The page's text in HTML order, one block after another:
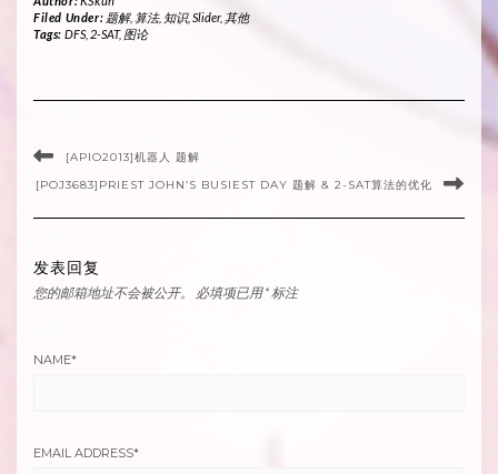
Filed Under: 题解, 算法, 知识, Slider, 其他
Tags: DFS, 2-SAT, 图论
[APIO2013]机器人 题解
[POJ3683]PRIEST JOHN’S BUSIEST DAY 题解 & 2-SAT算法的优化
发表回复
您的邮箱地址不会被公开。 必填项已用*标注
NAME*
EMAIL ADDRESS*